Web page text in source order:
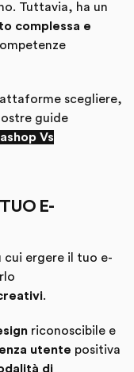
Tuttavia, ha un
complessa e
scegliere,
guide
Vs
E-
ergere il tuo e-
.
riconoscibile e
utente positiva
di